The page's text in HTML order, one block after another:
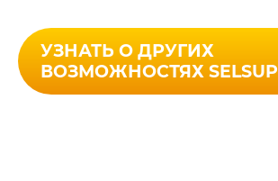
УЗНАТЬ О ДРУГИХ
ВОЗМОЖНОСТЯХ SELSUP